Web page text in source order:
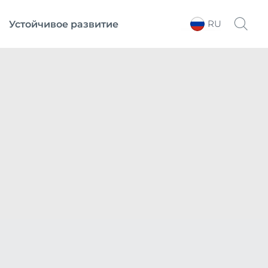
Устойчивое развитие RU